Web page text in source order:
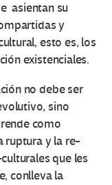
asientan su
y
esto es, los
existenciales.
no debe ser
sino
como
ruptura y la re-
que les
conlleva la